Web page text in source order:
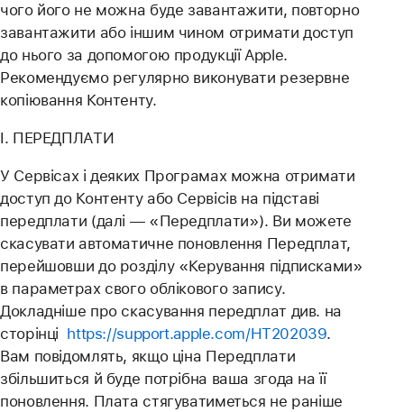
чого його не можна буде завантажити, повторно
завантажити або іншим чином отримати доступ
до нього за допомогою продукції Apple.
Рекомендуємо регулярно виконувати резервне
копіювання Контенту.
I. ПЕРЕДПЛАТИ
У Сервісах і деяких Програмах можна отримати
доступ до Контенту або Сервісів на підставі
передплати (далі — «Передплати»). Ви можете
скасувати автоматичне поновлення Передплат,
перейшовши до розділу «Керування підписками»
в параметрах свого облікового запису.
Докладніше про скасування передплат див. на
сторінці https://support.apple.com/HT202039.
Вам повідомлять, якщо ціна Передплати
збільшиться й буде потрібна ваша згода на її
поновлення. Плата стягуватиметься не раніше